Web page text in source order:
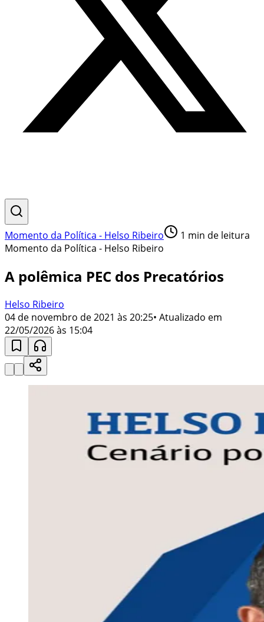
Momento da Política - Helso Ribeiro 1 min de leitura
Momento da Política - Helso Ribeiro
A polêmica PEC dos Precatórios
Helso Ribeiro
04 de novembro de 2021 às 20:25• Atualizado em
22/05/2026 às 15:04